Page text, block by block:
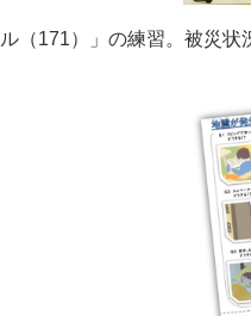
（171）」の練習。被災